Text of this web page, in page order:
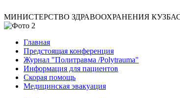
МИНИСТЕРСТВО ЗДРАВООХРАНЕНИЯ
Главная
Предстоящая конференция
Журнал "Политравма /Polytrauma"
Информация для пациентов
Скорая помощь
Медицинская эвакуация